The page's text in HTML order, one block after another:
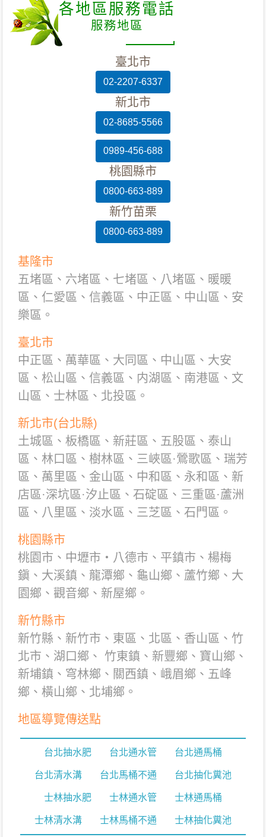
各地區服務電話
服務地區
臺北市
02-2207-6337
新北市
02-8685-5566
0989-456-688
桃園縣市
0800-663-889
新竹苗栗
0800-663-889
基隆市
五堵區、六堵區、七堵區、八堵區、暖暖
區、仁愛區、信義區、中正區、中山區、安
樂區。
臺北市
中正區、萬華區、大同區、中山區、大安
區、松山區、信義區、内湖區、南港區、文
山區、士林區、北投區。
新北市(台北縣)
土城區、板橋區、新莊區、五股區、泰山
區、林口區、樹林區、三峽區·鶯歌區、瑞芳
區、萬里區、金山區、中和區、永和區、新
店區·深坑區·汐止區、石碇區、三重區·蘆洲
區、八里區、淡水區、三芝區、石門區。
桃園縣市
桃園市、中壢市・八德市、平鎮市、楊梅
鎭、大溪鎮、龍潭鄉、龜山鄉、蘆竹鄉、大
園鄉、觀音鄉、新屋鄉。
新竹縣市
新竹縣、新竹市、東區、北區、香山區、竹
北市、湖口鄉、 竹東鎮、新豐鄉、寶山鄉、
新埔鎮、穹林鄉、關西鎮、峨眉鄉、五峰
鄉、橫山鄉、北埔鄉。
地區導覽傳送點
台北抽水肥 台北通水管 台北通馬桶
台北清水溝 台北馬桶不通 台北抽化糞池
士林抽水肥 士林通水管 士林通馬桶
士林清水溝 士林馬桶不通 士林抽化糞池